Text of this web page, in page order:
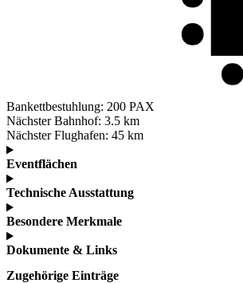
Bankettbestuhlung: 200 PAX
Nächster Bahnhof: 3.5 km
Nächster Flughafen: 45 km
Eventflächen
Technische Ausstattung
Besondere Merkmale
Dokumente & Links
Zugehörige Einträge